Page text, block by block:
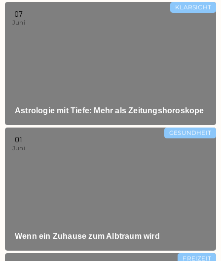
Astrologie mit Tiefe: Mehr als Zeitungshoroskope
KLARSICHT
07
Juni
Wenn ein Zuhause zum Albtraum wird
GESUNDHEIT
01
Juni
FREIZEIT